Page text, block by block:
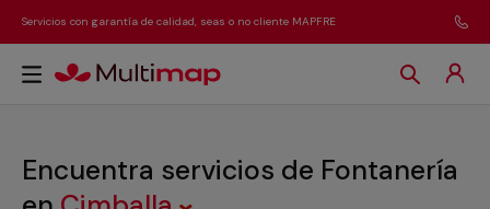
Servicios con garantía de calidad, seas o no cliente MAPFRE
Encuentra servicios de Fontanería